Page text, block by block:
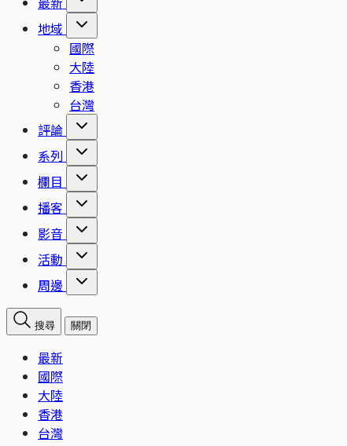
地域
國際
大陸
香港
台灣
評論
系列
欄目
播客
影音
活動
周邊
搜尋 關閉
最新
國際
大陸
香港
台灣